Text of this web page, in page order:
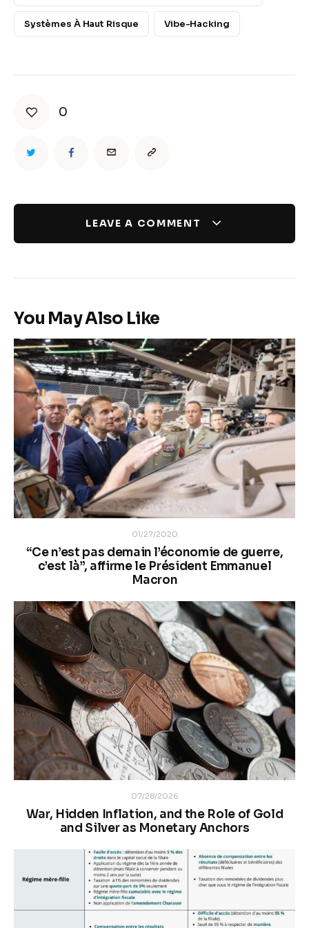
Systèmes À Haut Risque Vibe-Hacking
0
LEAVE A COMMENT
You May Also Like
01/27/2020
“Ce n’est pas demain l’économie de guerre,
c’est là”, affirme le Président Emmanuel
Macron
07/28/2026
War, Hidden Inflation, and the Role of Gold
and Silver as Monetary Anchors